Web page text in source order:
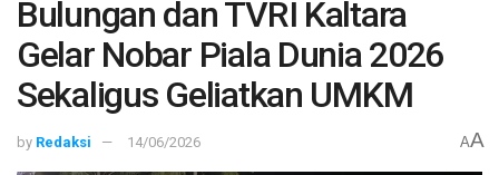
Bulungan dan TVRI Kaltara
Gelar Nobar Piala Dunia 2026
Sekaligus Geliatkan UMKM
by Redaksi 14/06/2026 AA